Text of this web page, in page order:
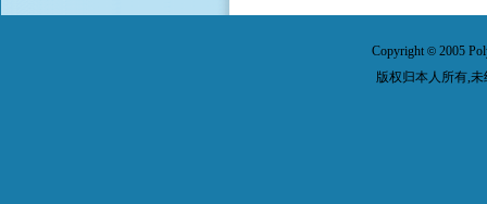
Copyright© 2005
版权归本人所有,